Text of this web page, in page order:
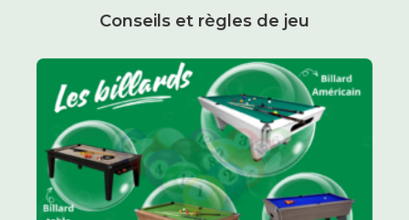
Conseils et règles de jeu